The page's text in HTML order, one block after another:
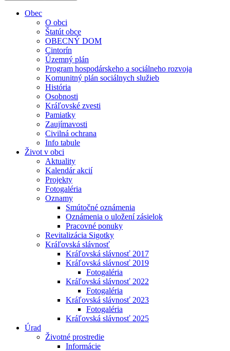
Obec
O obci
Štatút obce
OBECNÝ DOM
Cintorín
Územný plán
Program hospodárskeho a sociálneho rozvoja
Komunitný plán sociálnych služieb
História
Osobnosti
Kráľovské zvesti
Pamiatky
Zaujímavosti
Civilná ochrana
Info tabule
Život v obci
Aktuality
Kalendár akcií
Projekty
Fotogaléria
Oznamy
Smútočné oznámenia
Oznámenia o uložení zásielok
Pracovné ponuky
Revitalizácia Sigotky
Kráľovská slávnosť
Kráľovská slávnosť 2017
Kráľovská slávnosť 2019
Fotogaléria
Kráľovská slávnosť 2022
Fotogaléria
Kráľovská slávnosť 2023
Fotogaléria
Kráľovská slávnosť 2025
Úrad
Životné prostredie
Informácie